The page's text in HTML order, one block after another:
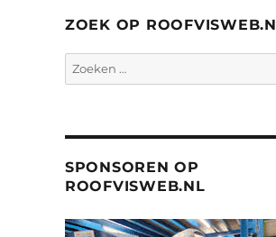
ZOEK OP
Zoeken
naar:
SPONSOREN OP
ROOFVISWEB.NL